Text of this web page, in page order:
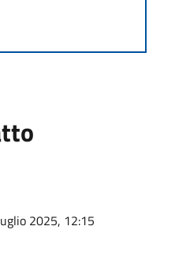
2025, 12:15